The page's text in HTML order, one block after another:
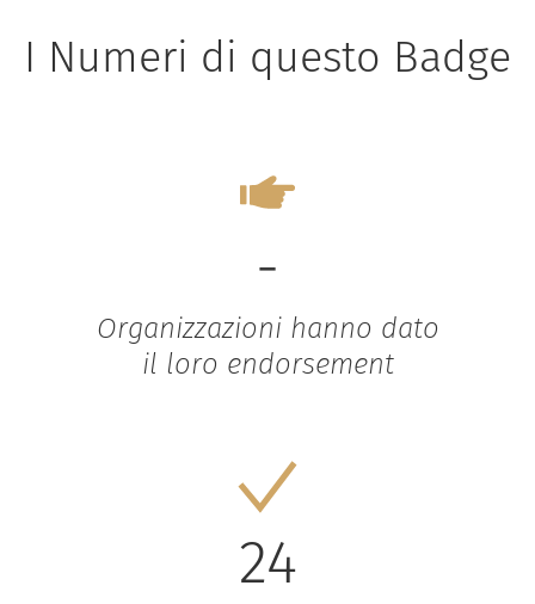
I Numeri di questo Badge
-
Organizzazioni hanno dato
il loro endorsement
24